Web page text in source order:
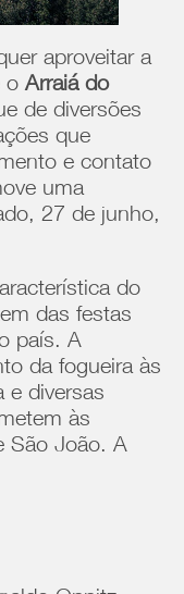
aproveitar a
oArraiá do
de diversões
que
e contato
uma
27 de junho,
do
das festas
país. A
da fogueira às
e diversas
às
São João. A